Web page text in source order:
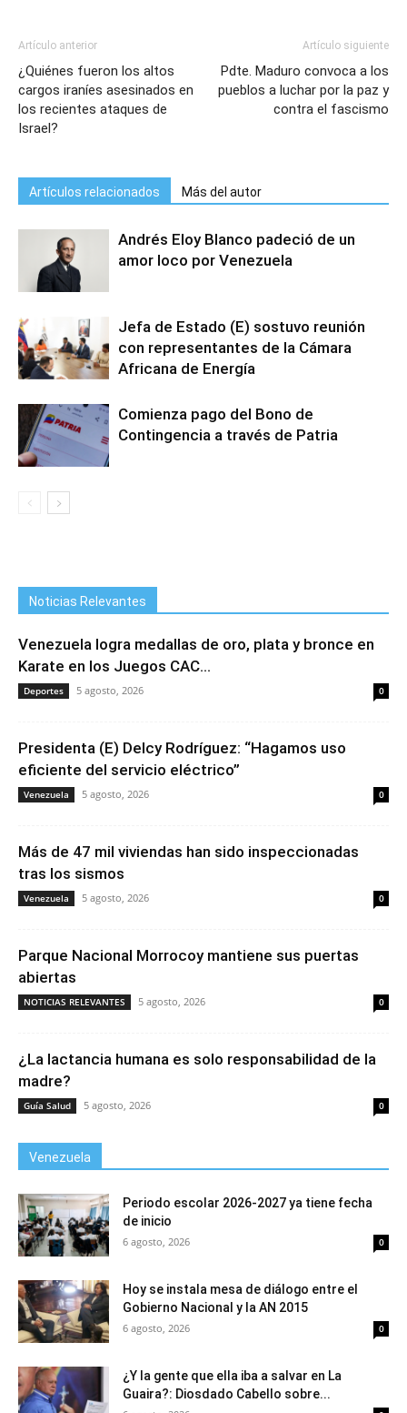
Artículo anterior
¿Quiénes fueron los altos
cargos iraníes asesinados en
los recientes ataques de
Israel?
Artículo siguiente
Pdte. Maduro convoca a los
pueblos a luchar por la paz y
contra el fascismo
Artículos relacionados Más del autor
Andrés Eloy Blanco padeció de un
amor loco por Venezuela
Jefa de Estado (E) sostuvo reunión
con representantes de la Cámara
Africana de Energía
Comienza pago del Bono de
Contingencia a través de Patria
Noticias Relevantes
Venezuela logra medallas de oro, plata y bronce en
Karate en los Juegos CAC...
Deportes 5 agosto, 2026 0
Presidenta (E) Delcy Rodríguez: “Hagamos uso
eficiente del servicio eléctrico”
Venezuela 5 agosto, 2026 0
Más de 47 mil viviendas han sido inspeccionadas
tras los sismos
Venezuela 5 agosto, 2026 0
Parque Nacional Morrocoy mantiene sus puertas
abiertas
NOTICIAS RELEVANTES 5 agosto, 2026 0
¿La lactancia humana es solo responsabilidad de la
madre?
Guía Salud 5 agosto, 2026 0
Venezuela
Periodo escolar 2026-2027 ya tiene fecha
de inicio
6 agosto, 2026 0
Hoy se instala mesa de diálogo entre el
Gobierno Nacional y la AN 2015
6 agosto, 2026 0
¿Y la gente que ella iba a salvar en La
Guaira?: Diosdado Cabello sobre...